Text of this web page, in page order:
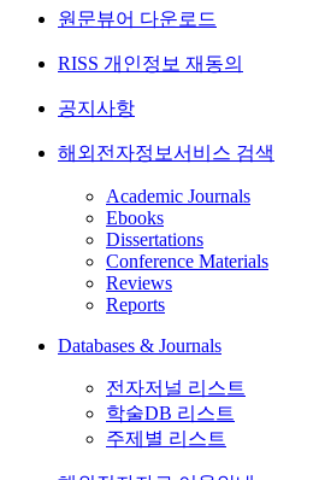
원문뷰어 다운로드
RISS 개인정보 재동의
공지사항
해외전자정보서비스 검색
Academic Journals
Ebooks
Dissertations
Conference Materials
Reviews
Reports
Databases & Journals
전자저널 리스트
학술DB 리스트
주제별 리스트